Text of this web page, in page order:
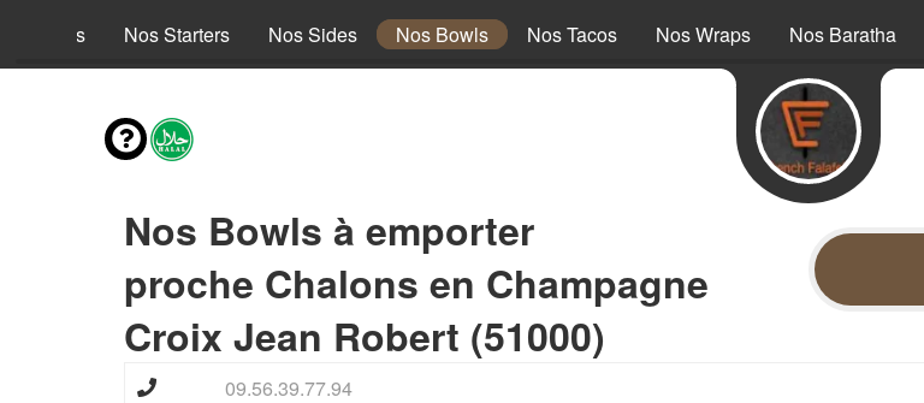
envies Nos Starters Nos Sides Nos Bowls Nos Tacos Nos Wraps Nos Baratha
Nos Bowls à emporter
proche Chalons en Champagne
Croix Jean Robert (51000)
09.56.39.77.94